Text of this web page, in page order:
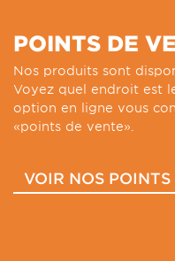
POINTS DE
Nos produits sont
Voyez quel endroit est
option en ligne vous
«points de vente».
VOIR NOS